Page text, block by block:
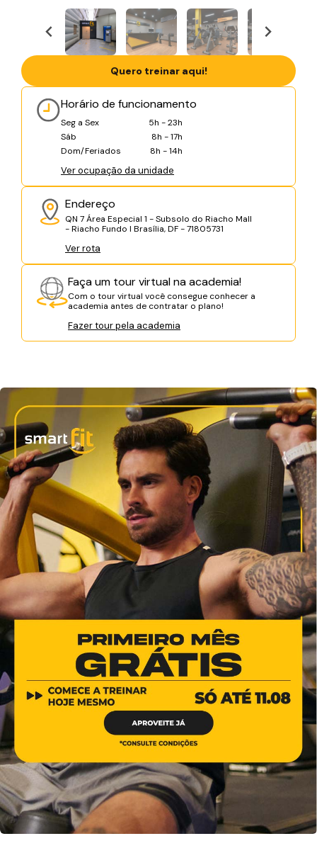
Horário de funcionamento
Seg a Sex
5h - 23h
Sáb
8h - 17h
Dom/Feriados
8h - 14h
Ver ocupação da unidade
Endereço
QN 7 Área Especial 1 - Subsolo do Riacho Mall
- Riacho Fundo I Brasília, DF - 71805731
Ver rota
Faça um tour virtual na academia!
Com o tour virtual você consegue conhecer a
academia antes de contratar o plano!
Fazer tour pela academia
Quero treinar aqui!